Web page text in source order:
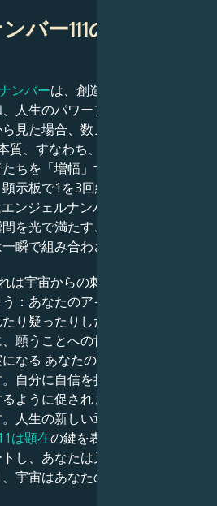
バー111の意味と
ンバーは、創造のスピリット、
人生のパワーアップを表す一舜
見た場合、数ノイジーが言うよ
質、すなわち、独立、活力、物
ちを「増幅」する形状をとって
示板で1を3回繰り返す場合
ンジェルナンバー111）、その
を光で満たすことができます。
瞬で組み合わされます。
は宇宙からの刺激と守護天使か
：あなたのアイデアは急速に現
り疑ったりしたり、できないと
願うことへの肯定的な態度を取
なる あなたの精神は直接あな
自分に自信を持ち、霊感を受け
ように促されます..あなたの個
人生の新しい章、経済的機会、
は顕在の鍵を表します。宇宙は
し、あなたは元のエネルギーと
宇宙はあなたの希望をサポート